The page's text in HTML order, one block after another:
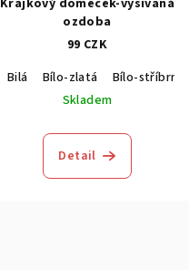
Krajkový domeček-vyšívaná
ozdoba
99 CZK
Bilá
Bílo-zlatá
Bílo-stříbrná
Skladem
Detail